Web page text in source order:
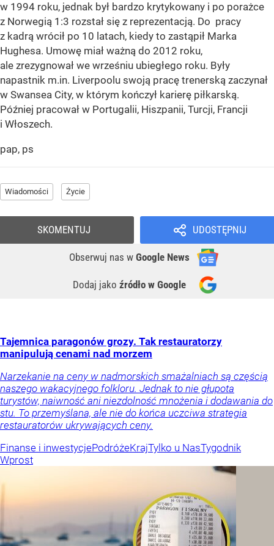
w 1994 roku, jednak był bardzo krytykowany i po porażce
z Norwegią 1:3 rozstał się z reprezentacją. Do pracy
z kadrą wrócił po 10 latach, kiedy to zastąpił Marka
Hughesa. Umowę miał ważną do 2012 roku,
ale zrezygnował we wrześniu ubiegłego roku. Były
napastnik m.in. Liverpoolu swoją pracę trenerską zaczynał
w Swansea City, w którym kończył karierę piłkarską.
Później pracował w Portugalii, Hiszpanii, Turcji, Francji
i Włoszech.
pap, ps
Wiadomości Życie
UDOSTĘPNIJ
Obserwuj nas w Google News
Dodaj jako źródło w Google
SKOMENTUJ
Tajemnica paragonów grozy. Tak restauratorzy
manipulują cenami nad morzem
Narzekanie na ceny w nadmorskich smażalniach są częścią
naszego wakacyjnego folkloru. Jednak to nie głupota
turystów, naiwność ani niezdolność mnożenia i dodawania do
stu. To przemyślana, ale nie do końca uczciwa strategia
restauratorów ukrywających ceny.
Finanse i inwestycjePodróżeKrajTylko u NasTygodnik
Wprost